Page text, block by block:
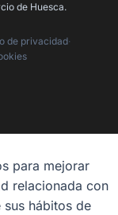
de Huesca.
de privacidad·
para mejorar
relacionada con
sus hábitos de